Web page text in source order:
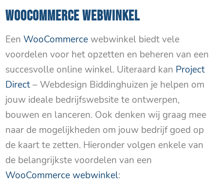
WOOCOMMERCE WEBWINKEL
EenWooCommerce webwinkel biedt vele
voordelen voor het opzetten en beheren van een
succesvolle online winkel. Uiteraard kan Project
Direct– Webdesign Biddinghuizen je helpen om
jouw ideale bedrijfswebsite te ontwerpen,
bouwen en lanceren. Ook denken wij graag mee
naar de mogelijkheden om jouw bedrijf goed op
de kaart te zetten. Hieronder volgen enkele van
de belangrijkste voordelen van een
WooCommerce webwinkel: